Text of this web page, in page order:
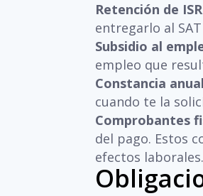
Retención de
entregarlo al
Subsidio al
empleo que
Constancia
cuando te la
Comprobantes
del pago. Estos
efectos laborales.